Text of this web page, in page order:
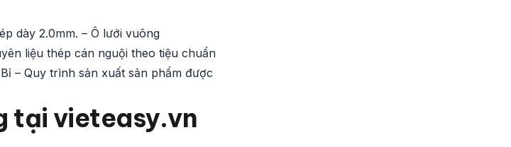
dày 2.0mm. – Ô lưới vuông
liệu thép cán nguội theo tiệu chuẩn
– Quy trình sản xuất sản phẩm được
tại vieteasy.vn